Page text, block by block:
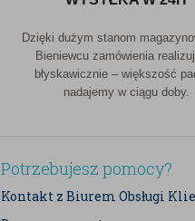
Dzięki dużym stanom
Bieniewcu zamówienia
błyskawicznie – większość
nadajemy w ciągu doby.
Potrzebujesz pomocy?
Kontakt z Biurem Obsługi